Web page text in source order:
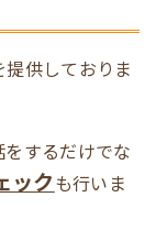
供しておりま
するだけでな
ックも行いま